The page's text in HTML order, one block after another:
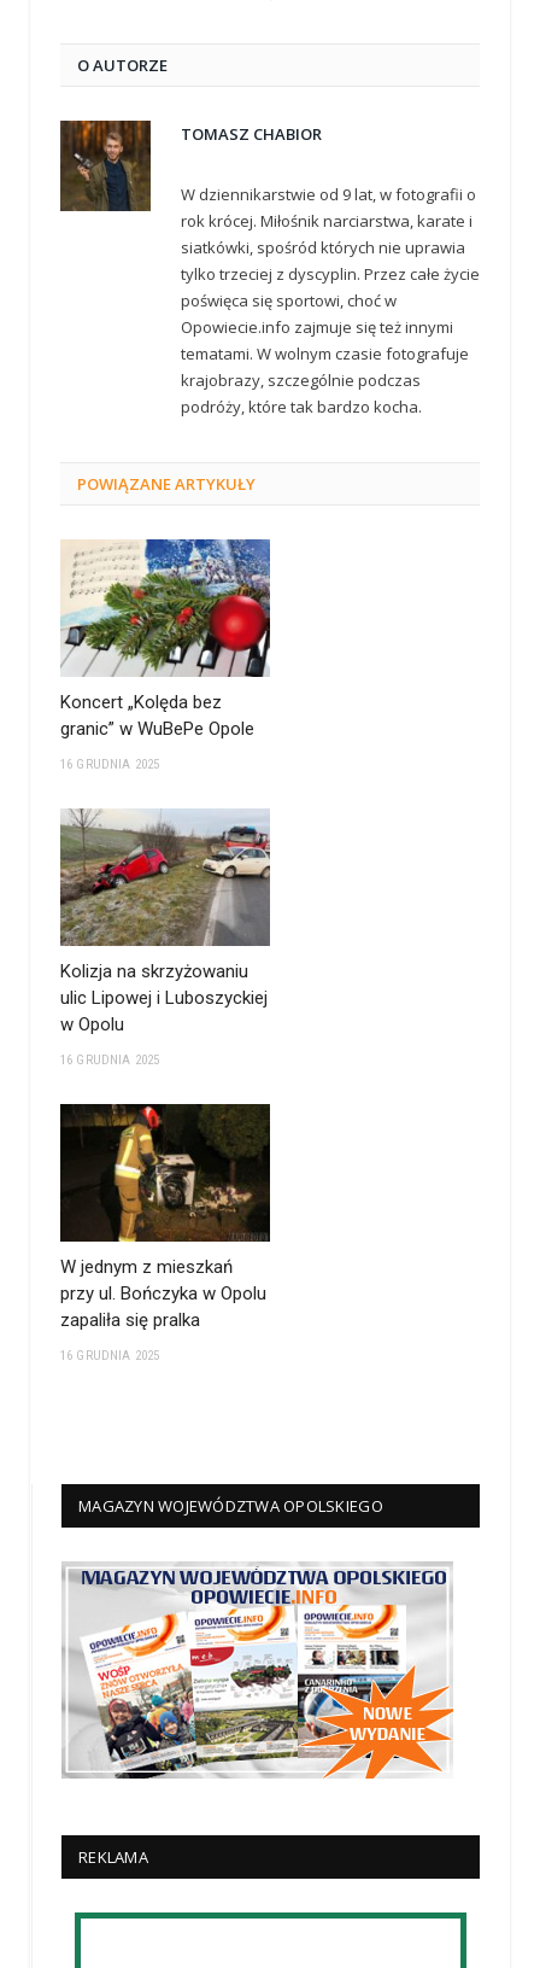
O AUTORZE
TOMASZ CHABIOR
W dziennikarstwie od 9 lat, w fotografii o
rok krócej. Miłośnik narciarstwa, karate i
siatkówki, spośród których nie uprawia
tylko trzeciej z dyscyplin. Przez całe życie
poświęca się sportowi, choć w
Opowiecie.info zajmuje się też innymi
tematami. W wolnym czasie fotografuje
krajobrazy, szczególnie podczas
podróży, które tak bardzo kocha.
POWIĄZANEARTYKUŁY
Koncert „Kolęda bez
granic” w WuBePe Opole
16 GRUDNIA 2025
Kolizja na skrzyżowaniu
ulic Lipowej i Luboszyckiej
w Opolu
16 GRUDNIA 2025
W jednym z mieszkań
przy ul. Bończyka w Opolu
zapaliła się pralka
16 GRUDNIA 2025
MAGAZYN WOJEWÓDZTWA OPOLSKIEGO
REKLAMA